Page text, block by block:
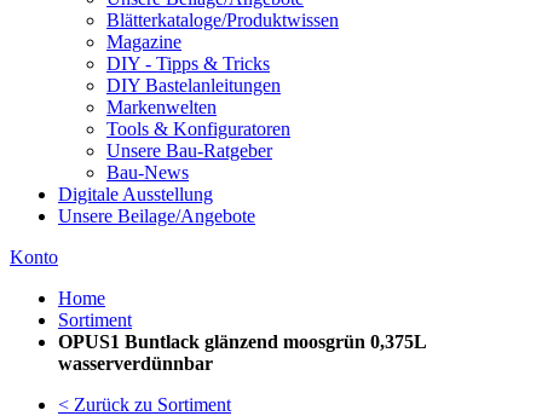
Blätterkataloge/Produktwissen
Magazine
DIY - Tipps & Tricks
DIY Bastelanleitungen
Markenwelten
Tools & Konfiguratoren
Unsere Bau-Ratgeber
Bau-News
Digitale Ausstellung
Unsere Beilage/Angebote
Konto
Home
Sortiment
OPUS1 Buntlack glänzend moosgrün 0,375L
wasserverdünnbar
< Zurück zu Sortiment